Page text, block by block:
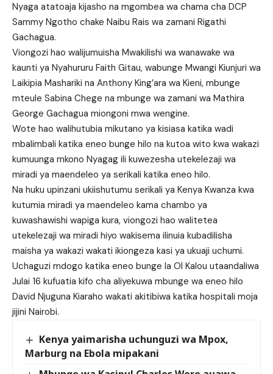
Nyaga atatoaja kijasho na mgombea wa chama cha DCP
Sammy Ngotho chake Naibu Rais wa zamani Rigathi
Gachagua.
Viongozi hao walijumuisha Mwakilishi wa wanawake wa
kaunti ya Nyahururu Faith Gitau, wabunge Mwangi Kiunjuri wa
Laikipia Mashariki na Anthony King’ara wa Kieni, mbunge
mteule Sabina Chege na mbunge wa zamani wa Mathira
George Gachagua miongoni mwa wengine.
Wote hao walihutubia mikutano ya kisiasa katika wadi
mbalimbali katika eneo bunge hilo na kutoa wito kwa wakazi
kumuunga mkono Nyagag ili kuwezesha utekelezaji wa
miradi ya maendeleo ya serikali katika eneo hilo.
Na huku upinzani ukiishutumu serikali ya Kenya Kwanza kwa
kutumia miradi ya maendeleo kama chambo ya
kuwashawishi wapiga kura, viongozi hao walitetea
utekelezaji wa miradi hiyo wakisema ilinuia kubadilisha
maisha ya wakazi wakati ikiongeza kasi ya ukuaji uchumi.
Uchaguzi mdogo katika eneo bunge la Ol Kalou utaandaliwa
Julai 16 kufuatia kifo cha aliyekuwa mbunge wa eneo hilo
David Njuguna Kiaraho wakati akitibiwa katika hospitali moja
jijini Nairobi.
Kenya yaimarisha uchunguzi wa Mpox,
Marburg na Ebola mipakani